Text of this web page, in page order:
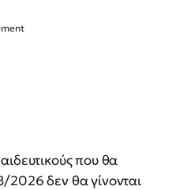
που θα
2026 δεν θα γίνονται